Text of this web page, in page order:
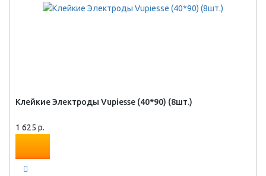
Клейкие Электроды Vupiesse (40*90) (8шт.)
1 625 р.